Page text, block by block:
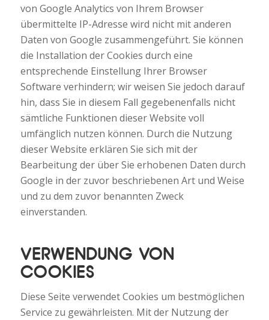
von Google Analytics von Ihrem Browser
übermittelte IP-Adresse wird nicht mit anderen
Daten von Google zusammengeführt. Sie können
die Installation der Cookies durch eine
entsprechende Einstellung Ihrer Browser
Software verhindern; wir weisen Sie jedoch darauf
hin, dass Sie in diesem Fall gegebenenfalls nicht
sämtliche Funktionen dieser Website voll
umfänglich nutzen können. Durch die Nutzung
dieser Website erklären Sie sich mit der
Bearbeitung der über Sie erhobenen Daten durch
Google in der zuvor beschriebenen Art und Weise
und zu dem zuvor benannten Zweck
einverstanden.
VERWENDUNG VON
COOKIES
Diese Seite verwendet Cookies um bestmöglichen
Service zu gewährleisten. Mit der Nutzung der